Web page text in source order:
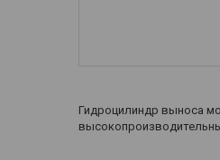
Гидроцилиндр выноса